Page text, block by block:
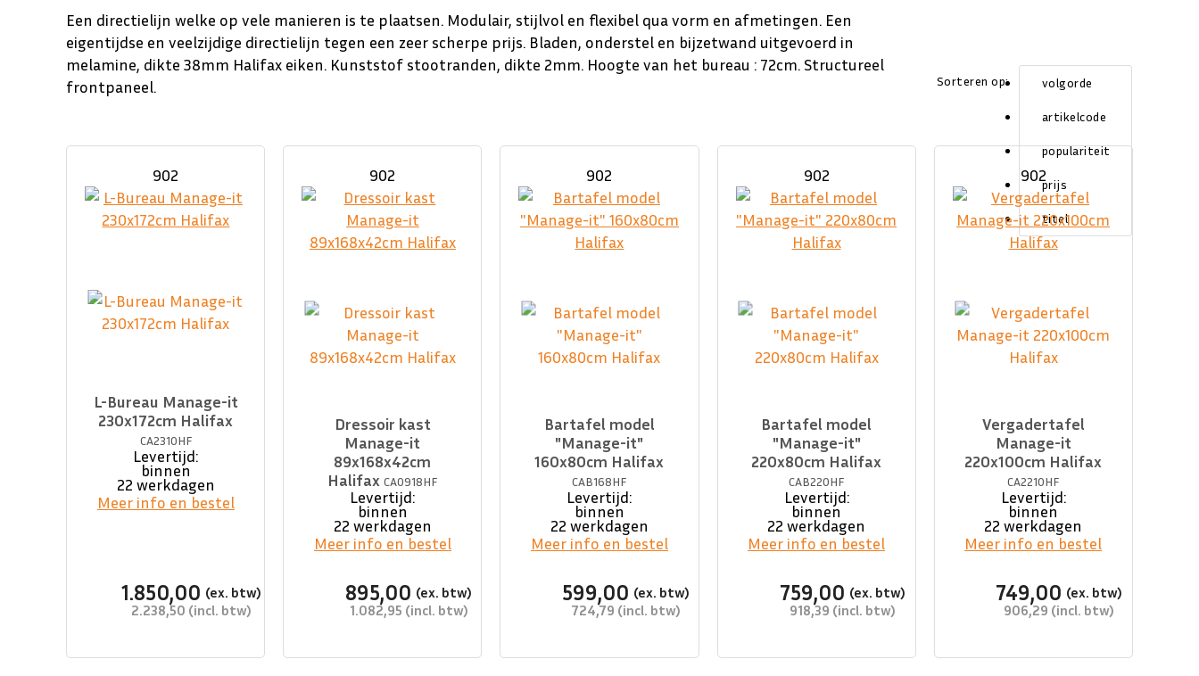
Een directielijn welke op vele manieren is te plaatsen. Modulair, stijlvol en flexibel qua vorm en afmetingen. Een
eigentijdse en veelzijdige directielijn tegen een zeer scherpe prijs. Bladen, onderstel en bijzetwand uitgevoerd in
melamine, dikte 38mm Halifax eiken. Kunststof stootranden, dikte 2mm. Hoogte van het bureau : 72cm. Structureel
frontpaneel.
Sorteren op: volgorde
artikelcode
populariteit
prijs
titel
902
L-Bureau Manage-it
230x172cm Halifax
CA2310HF
Levertijd:
binnen
22 werkdagen
1.850,00
2.238,50
Meer info en bestel
902
Dressoir kast
Manage-it
89x168x42cm
HalifaxCA0918HF
Levertijd:
binnen
22 werkdagen
895,00
1.082,95
Meer info en bestel
902
Bartafel model
"Manage-it"
160x80cm Halifax
CAB168HF
Levertijd:
binnen
22 werkdagen
599,00
724,79
Meer info en bestel
902
Bartafel model
"Manage-it"
220x80cm Halifax
CAB220HF
Levertijd:
binnen
22 werkdagen
759,00
918,39
Meer info en bestel
902
Vergadertafel
Manage-it
220x100cm Halifax
CA2210HF
Levertijd:
binnen
22 werkdagen
749,00
906,29
Meer info en bestel